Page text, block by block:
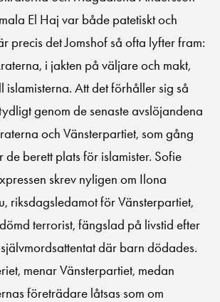
El Haj var både patetiskt och
precis det Jomshof så ofta lyfter fram:
i jakten på väljare och makt,
islamisterna. Att det förhåller sig så
genom de senaste avslöjandena
och Vänsterpartiet, som gång
de berett plats för islamister. Sofie
skrev nyligen om Ilona
riksdagsledamot för Vänsterpartiet,
terrorist, fängslad på livstid efter
där barn dödades.
menar Vänsterpartiet, medan
företrädare låtsas som om